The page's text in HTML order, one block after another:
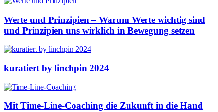
Werte und Prinzipien – Warum Werte wichtig sind
und Prinzipien uns wirklich in Bewegung setzen
kuratiert by linchpin 2024
Mit Time-Line-Coaching die Zukunft in die Hand